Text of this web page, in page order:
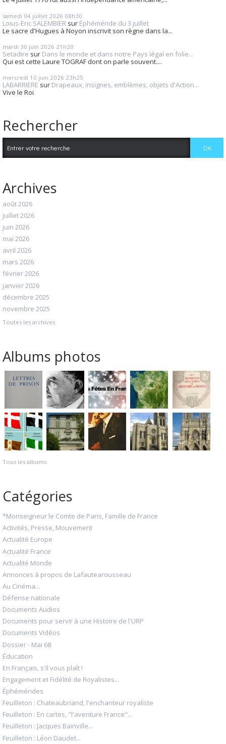
samedi 04 juillet 2026 08h30
Loius-Eric SALEMBIER sur Éphéméride du 3 juillet
Le sacre d'Hugues à Noyon inscrivit son règne dans la...
mardi 30 juin 2026 21h20
Setadire sur Dans le monde et dans notre Pays légal en folie...
Qui est cette Laure TOGRAF dont on parle souvent....
mercredi 10 juin 2026 23h25
LABARRIERE sur Drapeaux, insignes, emblèmes, objets d'Action...
Vive le Roi
Rechercher
Archives
août 2026
juillet 2026
juin 2026
mai 2026
avril 2026
mars 2026
février 2026
janvier 2026
décembre 2025
novembre 2025
Toutes les archives
Albums photos
Tous les albums
Catégories
*Monseigneur le Comte de Paris, Famille de France
Activités, Presse, Mouvement
Actualité Europe
Actualité France
Actualité Monde
Annonces à propos de Lafautearousseau
Au Cinéma...
Défense nationale
Documents Audios
Documents pour servir à une Histoire de l'URP
Documents Vidéos
Dossier - Mai 68
Éducation
En Français, s'il vous plaît !
Engagement et Fidélité de Royalistes...
Éphémérides
Feuilleton : Chateaubriand, l'enchanteur royaliste
Feuilleton : En cartes, "l'aventure France"...
Feuilleton : Jacques Bainville...
Feuilleton : Léon Daudet...